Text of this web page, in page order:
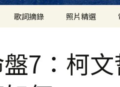
歌詞摘錄 照片精選
7：柯